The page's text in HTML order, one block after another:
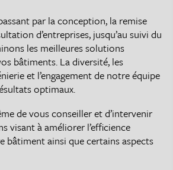
par la conception, la remise
d’entreprises, jusqu’au suivi du
les meilleures solutions
bâtiments. La diversité, les
et l’engagement de notre équipe
optimaux.
de vous conseiller et d’intervenir
visant à améliorer l’efficience
bâtiment ainsi que certains aspects